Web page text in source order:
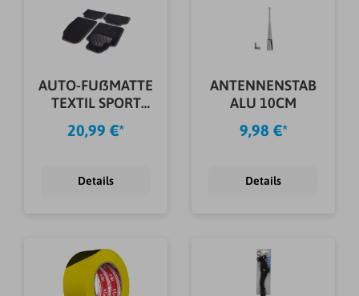
AUTO-FUßMATTE
TEXTIL SPORT
GRAU
20,99 €*
Details
ANTENNENSTAB
ALU 10CM
9,98 €*
Details